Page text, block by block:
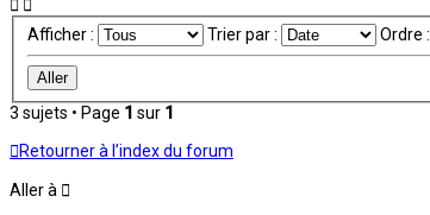
Afficher : Trier par : Ordre :
3 sujets • Page 1 sur 1
Retourner à l’index du forum
Aller à